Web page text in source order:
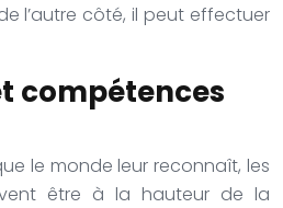
l’autre côté, il peut effectuer
compétences
le monde leur reconnaît, les
être à la hauteur de la